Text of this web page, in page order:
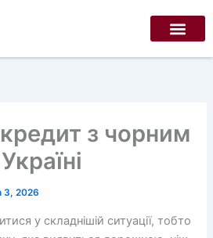
з чорним
3, 2026
у складнішій ситуації, тобто